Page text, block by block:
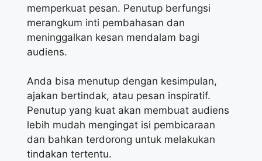
memperkuat pesan. Penutup berfungsi
merangkum inti pembahasan dan
meninggalkan kesan mendalam bagi
audiens.
Anda bisa menutup dengan kesimpulan,
ajakan bertindak, atau pesan inspiratif.
Penutup yang kuat akan membuat audiens
lebih mudah mengingat isi pembicaraan
dan bahkan terdorong untuk melakukan
tindakan tertentu.